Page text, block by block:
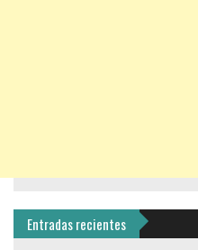
Entradas recientes